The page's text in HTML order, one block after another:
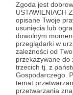
Zgoda jest
USTAWIENIACH
opisane Twoje
usunięcia lub
dowolnym
przeglądarki w
zależności od
przekazywane do
trzecich tj. z
Gospodarczego.
temat
przetwarzania
* Wyrażam
osobowych
z siedziba w
Twoje dane
wykonania
rozwiń zgodę